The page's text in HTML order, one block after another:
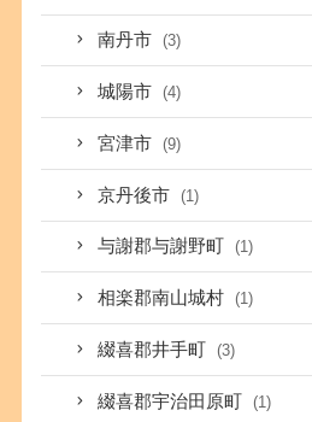
南丹市 (3)
城陽市 (4)
宮津市 (9)
京丹後市 (1)
与謝郡与謝野町 (1)
相楽郡南山城村 (1)
綴喜郡井手町 (3)
綴喜郡宇治田原町 (1)